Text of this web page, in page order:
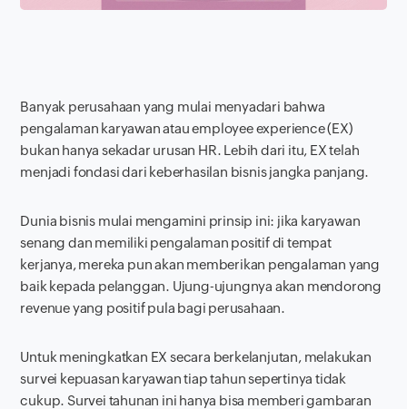
Banyak perusahaan yang mulai menyadari bahwa
pengalaman karyawan atauemployee experience(EX)
bukan hanya sekadar urusan HR. Lebih dari itu, EX telah
menjadi fondasi dari keberhasilan bisnis jangka panjang.
Dunia bisnis mulai mengamini prinsip ini: jika karyawan
senang dan memiliki pengalaman positif di tempat
kerjanya, mereka pun akan memberikan pengalaman yang
baik kepada pelanggan. Ujung-ujungnya akan mendorong
revenueyang positif pula bagi perusahaan.
Untuk meningkatkan EX secara berkelanjutan, melakukan
survei kepuasan karyawan tiap tahun sepertinya tidak
cukup. Survei tahunan ini hanya bisa memberi gambaran